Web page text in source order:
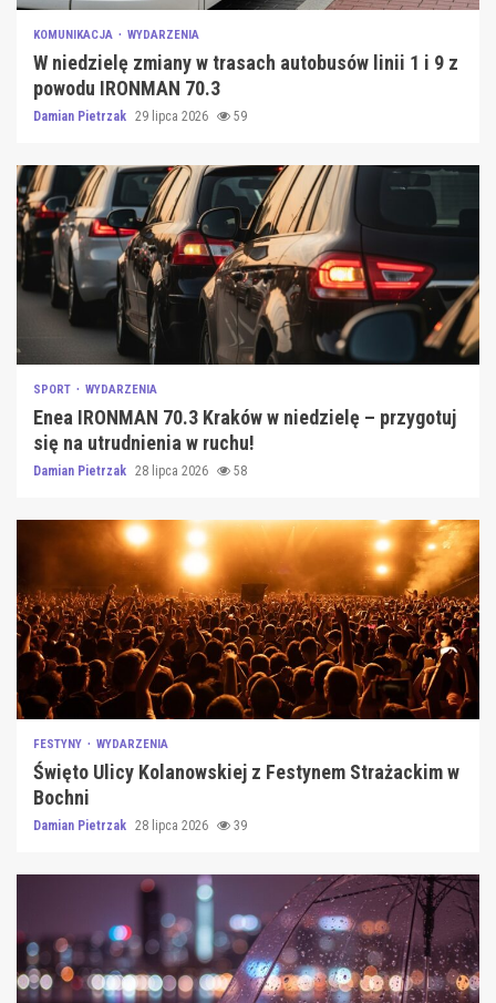
KOMUNIKACJA WYDARZENIA
W niedzielę zmiany w trasach autobusów linii 1 i 9 z
powodu IRONMAN 70.3
Damian Pietrzak 29 lipca 2026 59
SPORT WYDARZENIA
Enea IRONMAN 70.3 Kraków w niedzielę – przygotuj
się na utrudnienia w ruchu!
Damian Pietrzak 28 lipca 2026 58
FESTYNY WYDARZENIA
Święto Ulicy Kolanowskiej z Festynem Strażackim w
Bochni
Damian Pietrzak 28 lipca 2026 39